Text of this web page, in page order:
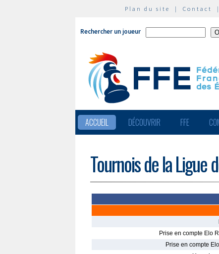
Plan du site | Contact
Rechercher un joueur
ACCUEIL DÉCOUVRIR FFE
Tournois de la Ligue
Prise en compte Elo
Prise en compte